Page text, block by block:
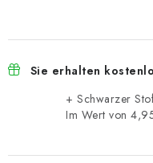
Sie erhalten
+ Schwarzer
Im Wert von